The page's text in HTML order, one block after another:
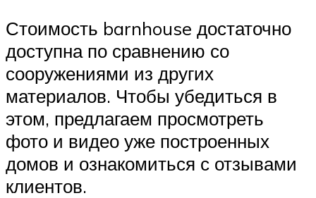
Стоимость barnhouse достаточно
доступна по сравнению со
сооружениями из других
материалов. Чтобы убедиться в
этом, предлагаем просмотреть
фото и видео уже построенных
домов и ознакомиться с отзывами
клиентов.